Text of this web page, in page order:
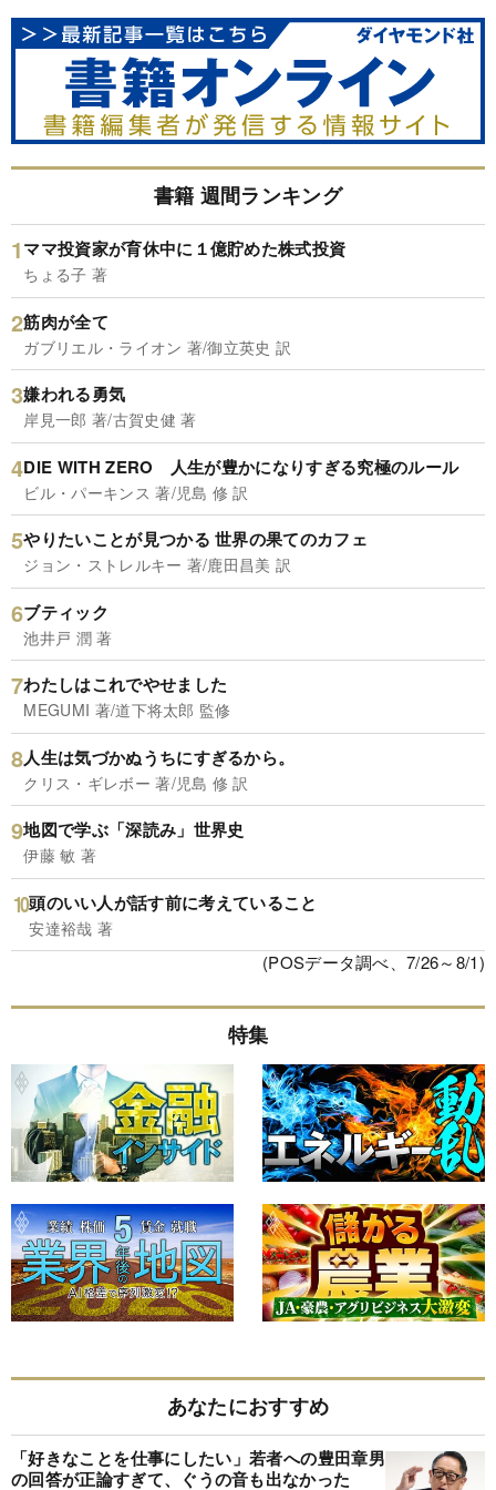
書籍 週間ランキング
ママ投資家が育休中に１億貯めた株式投資
ちょる子 著
筋肉が全て
ガブリエル・ライオン 著/御立英史 訳
嫌われる勇気
岸見一郎 著/古賀史健 著
DIE WITH ZERO 人生が豊かになりすぎる究極のルール
ビル・パーキンス 著/児島 修 訳
やりたいことが見つかる 世界の果てのカフェ
ジョン・ストレルキー 著/鹿田昌美 訳
ブティック
池井戸 潤 著
わたしはこれでやせました
MEGUMI 著/道下将太郎 監修
人生は気づかぬうちにすぎるから。
クリス・ギレボー 著/児島 修 訳
地図で学ぶ「深読み」世界史
伊藤 敏 著
頭のいい人が話す前に考えていること
安達裕哉 著
(POSデータ調べ、7/26～8/1)
特集
あなたにおすすめ
「好きなことを仕事にしたい」若者への豊田章男
の回答が正論すぎて、ぐうの音も出なかった